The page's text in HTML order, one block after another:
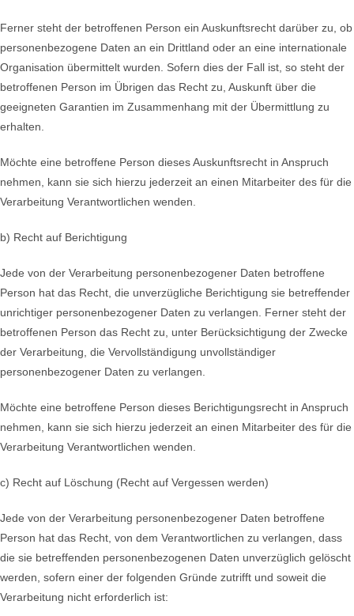
Ferner steht der betroffenen Person ein Auskunftsrecht darüber zu, ob
personenbezogene Daten an ein Drittland oder an eine internationale
Organisation übermittelt wurden. Sofern dies der Fall ist, so steht der
betroffenen Person im Übrigen das Recht zu, Auskunft über die
geeigneten Garantien im Zusammenhang mit der Übermittlung zu
erhalten.
Möchte eine betroffene Person dieses Auskunftsrecht in Anspruch
nehmen, kann sie sich hierzu jederzeit an einen Mitarbeiter des für die
Verarbeitung Verantwortlichen wenden.
b) Recht auf Berichtigung
Jede von der Verarbeitung personenbezogener Daten betroffene
Person hat das Recht, die unverzügliche Berichtigung sie betreffender
unrichtiger personenbezogener Daten zu verlangen. Ferner steht der
betroffenen Person das Recht zu, unter Berücksichtigung der Zwecke
der Verarbeitung, die Vervollständigung unvollständiger
personenbezogener Daten zu verlangen.
Möchte eine betroffene Person dieses Berichtigungsrecht in Anspruch
nehmen, kann sie sich hierzu jederzeit an einen Mitarbeiter des für die
Verarbeitung Verantwortlichen wenden.
c) Recht auf Löschung (Recht auf Vergessen werden)
Jede von der Verarbeitung personenbezogener Daten betroffene
Person hat das Recht, von dem Verantwortlichen zu verlangen, dass
die sie betreffenden personenbezogenen Daten unverzüglich gelöscht
werden, sofern einer der folgenden Gründe zutrifft und soweit die
Verarbeitung nicht erforderlich ist: